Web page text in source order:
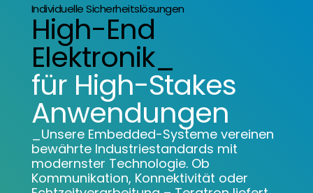
Individuelle Sicherheitslösungen
High-End
Elektronik_
für High-Stakes
Anwendungen
_Unsere Embedded-Systeme vereinen
bewährte Industriestandards mit
modernster Technologie. Ob
Kommunikation, Konnektivität oder